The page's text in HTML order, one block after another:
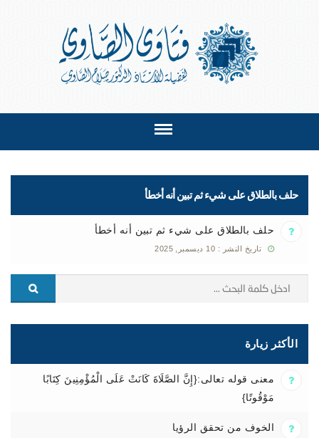
حلف بالطلاق على شيء ثم تبين أنه أخطأ
حلف بالطلاق على شيء ثم تبين أنه أخطأ
تاريخ النشر : 10 ديسمبر, 2025
الأكثر زيارة
معنى قوله تعالى:{إِنَّ الصَّلَاةَ كَانَتْ عَلَى الْمُؤْمِنِينَ كِتَابًا
مَوْقُوتًا}
الخوف من تحقق الرؤيا